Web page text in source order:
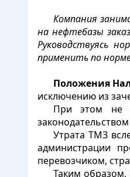
Компания
на нефтебазы
Руководствуясь
применить по
Положения
исключению из
При этом не
Утрата ТМЗ
администрации
перевозчиком,
Таким образом,